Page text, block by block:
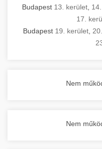
Budapest 13. kerület
17.
Budapest 19. kerület
Nem
Nem